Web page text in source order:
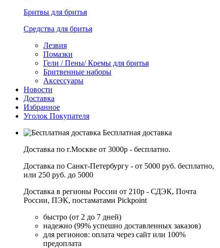
Бритвы для бритья
Средства для бритья
Лезвия
Помазки
Гели / Пены/ Кремы для бритья
Бритвенные наборы
Аксессуары
Новости
Доставка
Избранное
Уголок Покупателя
Бесплатная доставка
Доставка по г.Москве от 3000р - бесплатно.
Доставка по Санкт-Петербургу - от 5000 руб. бесплатно,
или 250 руб. до 5000
Доставка в регионы России от 210р - СДЭК, Почта
России, ПЭК, постаматами Pickpoint
быстро (от 2 до 7 дней)
надежно (99% успешно доставленных заказов)
для регионов: оплата через сайт или 100%
предоплата